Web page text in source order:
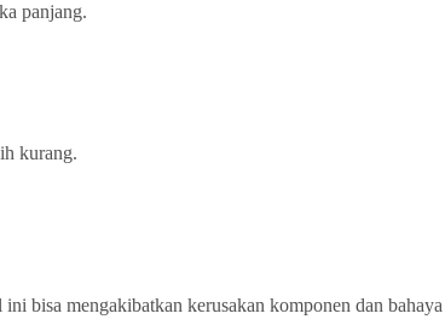
panjang.
kurang.
bisa mengakibatkan kerusakan komponen dan bahaya